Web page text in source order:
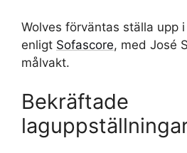
Wolves förväntas ställa upp
enligt Sofascore, med José
målvakt.
Bekräftade